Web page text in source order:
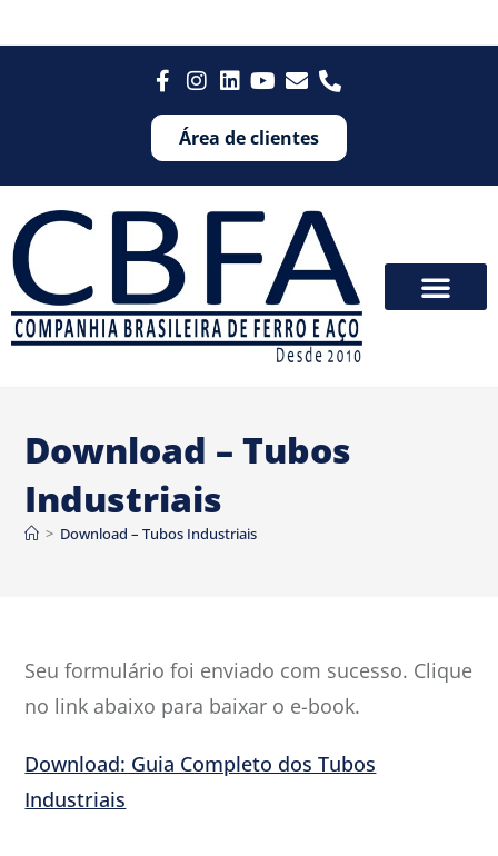
Área de clientes
Download – Tubos
Industriais
> Download – Tubos Industriais
Seu formulário foi enviado com sucesso. Clique
no link abaixo para baixar o e-book.
Download: Guia Completo dos Tubos
Industriais